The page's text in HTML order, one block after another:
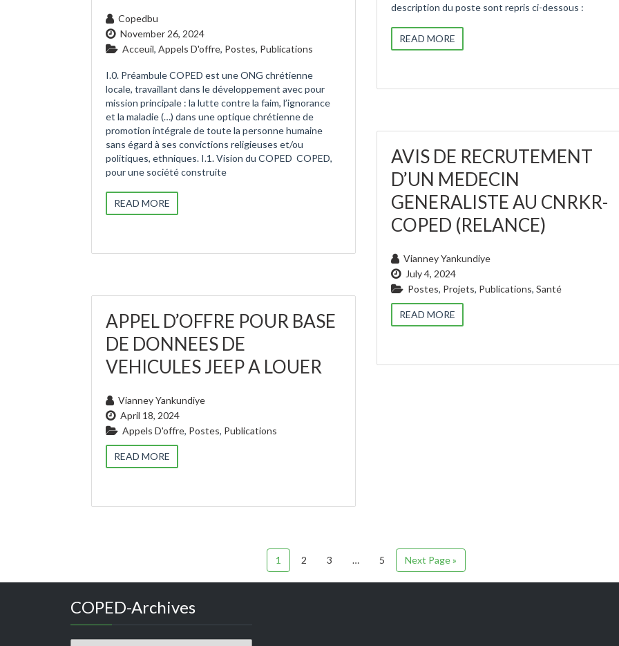
description du poste sont repris ci-dessous :
READ MORE
Copedbu
November 26, 2024
Acceuil, Appels D'offre, Postes, Publications
I.0. Préambule COPED est une ONG chrétienne
locale, travaillant dans le développement avec pour
mission principale : la lutte contre la faim, l’ignorance
et la maladie (…) dans une optique chrétienne de
promotion intégrale de toute la personne humaine
sans égard à ses convictions religieuses et/ou
politiques, ethniques. I.1. Vision du COPED COPED,
pour une société construite
READ MORE
AVIS DE RECRUTEMENT
D’UN MEDECIN
GENERALISTE AU CNRKR-
COPED (RELANCE)
Vianney Yankundiye
July 4, 2024
Postes, Projets, Publications, Santé
READ MORE
APPEL D’OFFRE POUR BASE
DE DONNEES DE
VEHICULES JEEP A LOUER
Vianney Yankundiye
April 18, 2024
Appels D'offre, Postes, Publications
READ MORE
1 2 3 … 5 Next Page »
COPED-Archives